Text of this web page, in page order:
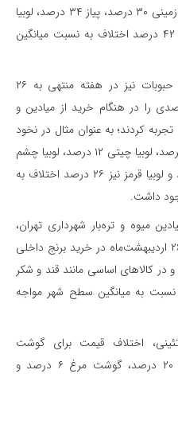
۴۳ درصد، کدو سبز ۳۲ درصد، سیب زمینی ۳۰ درصد، پیاز ۳۴ درصد، لوبیا
سبز ۳۰ درصد و سبزی‌های برگی نیز ۴۲ درصد اختلاف به نسبت میانگین
همچنین شهروندان تهرانی در خرید حبوبات نیز در هفته منتهی به ۲۶
ماه اختلاف قیمت ۲۲ درصدی را در هنگام خرید از میادین و
تجربه کردند؛ به عنوان مثال در نخود
۳۵ درصد، لپه ۲۸ درصد، عدس ۲۶ درصد، لوبیا چیتی ۱۲ درصد، لوبیا چشم
بلبلی ۲۳ درصد، لوبیا سفید ۱۳ درصد و لوبیا قرمز نیز ۲۶ درصد اختلاف به
داشت.
میوه و تره‌بار شهرداری تهران،
شهروندان تهرانی در هفته منتهی به ۲۶ اردیبهشت‌ماه در خرید برنج داخلی
قیمت ۹ درصدی و در کالاهای اساسی مانند قند و شکر
۱۱ و ۳ درصدی نسبت به میانگین سطح شهر مواجه
اختلاف قیمت برای گوشت
گوسفندی ۲۱ درصد، گوشت گوساله ۲۰ درصد، گوشت مرغ ۶ درصد و